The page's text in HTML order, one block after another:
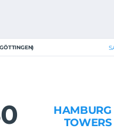
HAMBURG
TOWERS